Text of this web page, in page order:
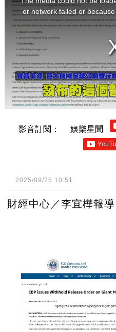
modal
or network failed or
影音訂閱： 娛樂星聞
2025/09/25 10:51
財經中心／李宜樺報導